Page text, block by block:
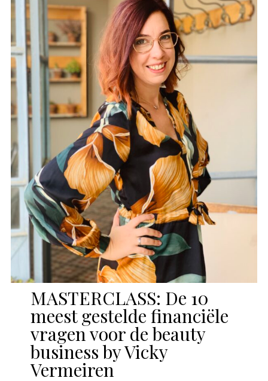
MASTERCLASS: De 10
meest gestelde financiële
vragen voor de beauty
business by Vicky
Vermeiren